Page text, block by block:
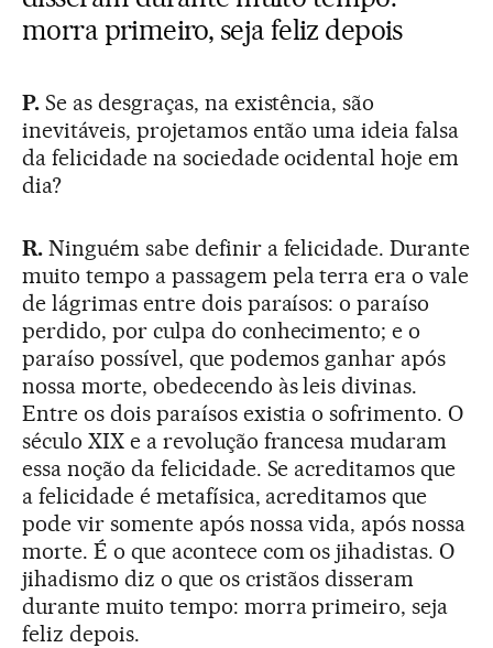
morra primeiro, seja feliz depois
P.Se as desgraças, na existência, são
inevitáveis, projetamos então uma ideia falsa
da felicidade na sociedade ocidental hoje em
dia?
R.Ninguém sabe definir a felicidade. Durante
muito tempo a passagem pela terra era o vale
de lágrimas entre dois paraísos: o paraíso
perdido, por culpa do conhecimento; e o
paraíso possível, que podemos ganhar após
nossa morte, obedecendo às leis divinas.
Entre os dois paraísos existia o sofrimento. O
século XIX e a revolução francesa mudaram
essa noção da felicidade. Se acreditamos que
a felicidade é metafísica, acreditamos que
pode vir somente após nossa vida, após nossa
morte. É o que acontece com os jihadistas. O
jihadismo diz o que os cristãos disseram
durante muito tempo: morra primeiro, seja
feliz depois.